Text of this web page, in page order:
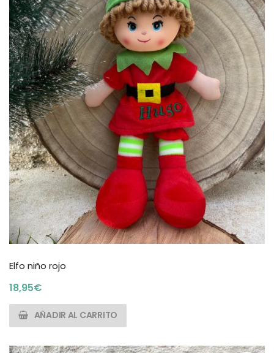
Elfo niño rojo
18,95€
AÑADIR AL CARRITO